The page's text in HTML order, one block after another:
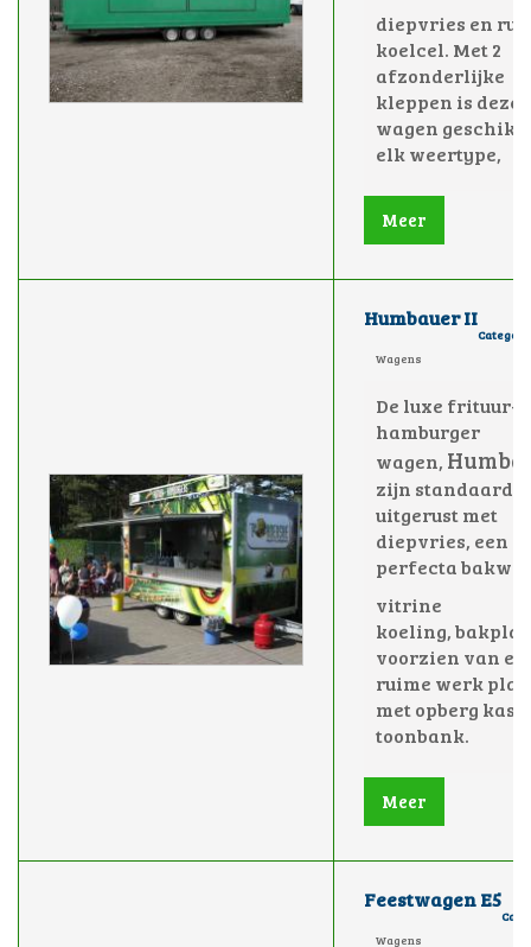
diepvries en
koelcel. Met 2
afzonderlijke
kleppen is deze
wagen geschikt
elk weertype,
Meer
Humbauer II
Wagens
De luxe frituur-
hamburger
wagen,
zijn standaard
uitgerust met
diepvries, een 4
perfecta
vitrine
koeling,
voorzien van
ruime werk
met opberg
toonbank.
Meer
Feestwagen E5
Wagens